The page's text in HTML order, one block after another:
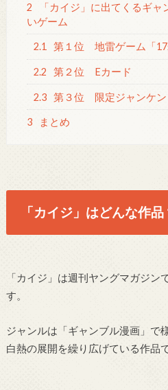
2
「カイジ」に出てくるギ
いゲーム
2.1 第１位 地雷ゲーム「17
2.2 第２位 Eカード
2.3 第３位 限定ジャンケン
3 まとめ
「カイジ」はどんな作品
「カイジ」は週刊ヤングマガジ
す。
ジャンルは「ギャンブル漫画」で
白熱の展開を繰り広げている作品で